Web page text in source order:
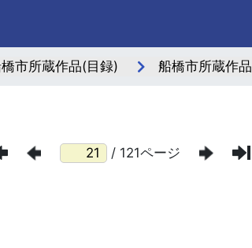
市所蔵作品(目録) 船橋市所蔵作品
/ 121ページ